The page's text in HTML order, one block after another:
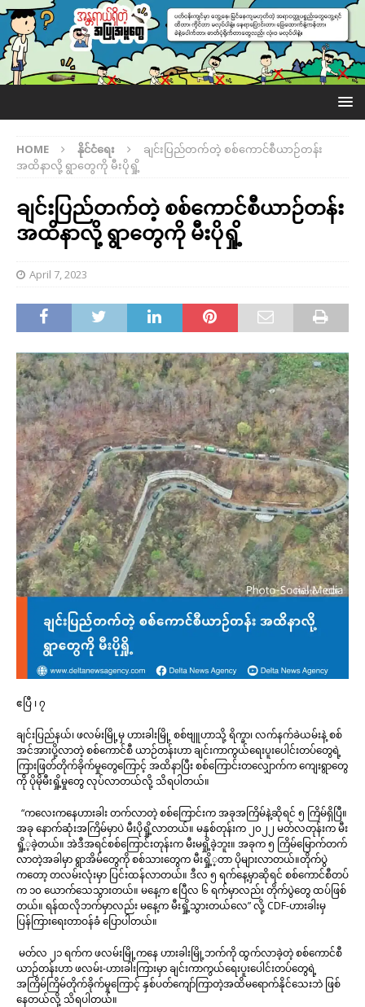
HOME နိုင်ငံရေး
ချင်းပြည်တက်တဲ့ စစ်ကောင်စီယာဉ်တန်း
အထိနာလို့ ရွာတွေကို မီးပိုရှို့
ချင်းပြည်တက်တဲ့ စစ်ကောင်စီယာဉ်တန်း
အထိနာလို့ ရွာတွေကို မီးပိုရှို့
April 7, 2023
ဧပြီ ၊ ၇
ချင်းပြည်နယ်၊ ဖလမ်းမြို့မှ ဟားခါးမြို့ စစ်ဗျူဟာသို့ ရိက္ခာ၊ လက်နက်ခဲယမ်းနဲ့ စစ်
အင်အားပို့လာတဲ့ စစ်ကောင်စီ ယာဉ်တန်းဟာ ချင်းကာကွယ်ရေးပူးပေါင်းတပ်တွေရဲ့
ကြားဖြတ်တိုက်ခိုက်မှုတွေကြောင့် အထိနာပြီး စစ်ကြောင်းတလျှောက်က ကျေးရွာတွေ
ကို ပိုမိုမီးရှို့မှုတွေ လုပ်လာတယ်လို့ သိရပါတယ်။
“ကလေးကနေဟားခါး တက်လာတဲ့ စစ်ကြောင်းက အခုအကြိမ်နဲ့ဆိုရင် ၅ ကြိမ်ရှိပြီ။
အခု နောက်ဆုံးအကြိမ်မှာပဲ မီးပိုရှို့လာတယ်။ မနှစ်တုန်းက ၂၀၂၂ မတ်လတုန်းက မီး
ရှို့့ခဲ့တယ်။ အဲဒီအရင်စစ်ကြောင်းတုန်းက မီးမရှို့ခဲ့ဘူး။ အခုက ၅ ကြိမ်မြောက်တက်
လာတဲ့အခါမှာ ရွာအိမ်တွေကို စစ်သားတွေက မီးရှို့့တာ ပိုများလာတယ်။တိုက်ပွဲ
ကတော့ တလမ်းလုံးမှာ ပြင်းထန်လာတယ်။ ဒီလ ၅ ရက်နေ့မှာဆိုရင် စစ်ကောင်စီတပ်
က ၁၀ ယောက်သေသွားတယ်။ မနေ့က ဧပြီလ ၆ ရက်မှာလည်း တိုက်ပွဲတွေ ထပ်ဖြစ်
တယ်။ ရန်ထလိုဘက်မှာလည်း မနေ့က မီးရှို့သွားတယ်လေ” လို့ CDF-ဟားခါးမှ
ပြန်ကြားရေးတာဝန်ခံ ပြောပါတယ်။
မတ်လ ၂၁ ရက်က ဖလမ်းမြို့ကနေ ဟားခါးမြို့ဘက်ကို ထွက်လာခဲ့တဲ့ စစ်ကောင်စီ
ယာဉ်တန်းဟာ ဖလမ်း-ဟားခါးကြားမှာ ချင်းကာကွယ်ရေးပူးပေါင်းတပ်တွေရဲ့
အကြိမ်ကြိမ်တိုက်ခိုက်မှုကြောင့် နှစ်ပတ်ကျော်ကြာတဲ့အထိမရောက်နိုင်သေးဘဲ ဖြစ်
နေတယ်လို့ သိရပါတယ်။